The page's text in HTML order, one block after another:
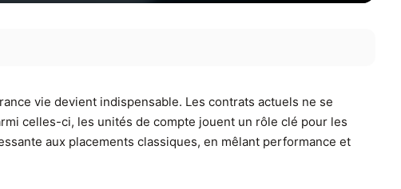
vie devient indispensable. Les contrats actuels ne se
celles-ci, les unités de compte jouent un rôle clé pour les
aux placements classiques, en mêlant performance et